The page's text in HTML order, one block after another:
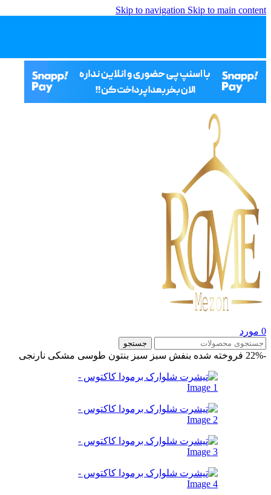
Skip to navigation Skip to main content
0 مورد
جستجو
-22% فروخته شده بنفش سبز سبز بنتون طوسی مشکی نارنجی